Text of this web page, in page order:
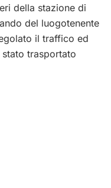
della stazione di
del luogotenente
il traffico ed
trasportato